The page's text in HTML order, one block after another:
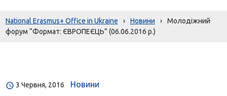
National Erasmus+ Office in Ukraine › Новини ›
Молодіжний
форум “Формат: ЄВРОПЕЄЦЬ” (06.06.2016 р.)
3 Червня, 2016 Новини